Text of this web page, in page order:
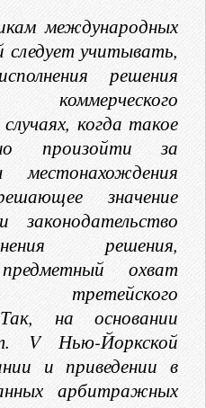
международных
следует учитывать,
решения
коммерческого
когда такое
произойти за
местонахождения
значение
решения,
охват
третейского
на основании
Нью-Йоркской
и приведении в
арбитражных